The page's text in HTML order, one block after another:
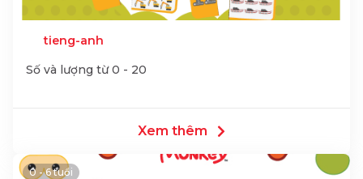
tieng-anh
Số và lượng từ 0 - 20
Xem thêm
0 - 6 tuổi